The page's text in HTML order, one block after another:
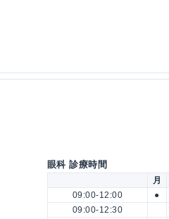
眼科 診療時間
月
09:00-12:00
●
09:00-12:30